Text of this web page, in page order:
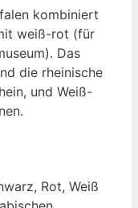
kombiniert
weiß-rot (für
Das
die rheinische
und Weiß-
Rot, Weiß